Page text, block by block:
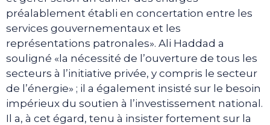
préalablement établi en concertation entre les
services gouvernementaux et les
représentations patronales». Ali Haddad a
souligné «la nécessité de l’ouverture de tous les
secteurs à l’initiative privée, y compris le secteur
de l’énergie» ; il a également insisté sur le besoin
impérieux du soutien à l’investissement national.
Il a, à cet égard, tenu à insister fortement sur la